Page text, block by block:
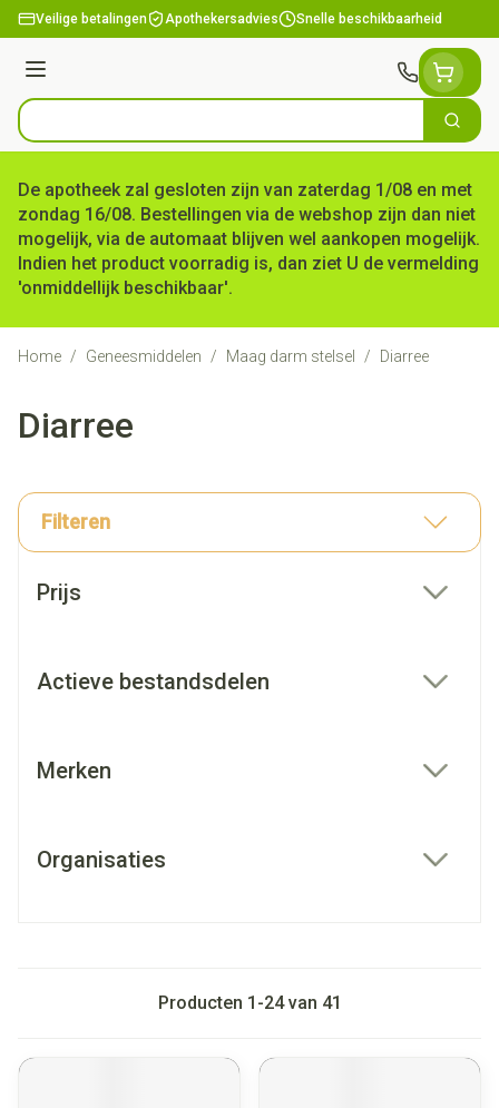
Ga naar de inhoud
Veilige betalingen Apothekersadvies Snelle beschikbaarheid
Menu
Product, merk, categorie... Zoek
De apotheek zal gesloten zijn van zaterdag 1/08 en met
zondag 16/08. Bestellingen via de webshop zijn dan niet
mogelijk, via de automaat blijven wel aankopen mogelijk.
Indien het product voorradig is, dan ziet U de vermelding
'onmiddellijk beschikbaar'.
Home / Geneesmiddelen / Maag darm stelsel / Diarree
Diarree
Filteren
Prijs
Actieve bestandsdelen
Merken
Organisaties
Producten 1 -24van 41